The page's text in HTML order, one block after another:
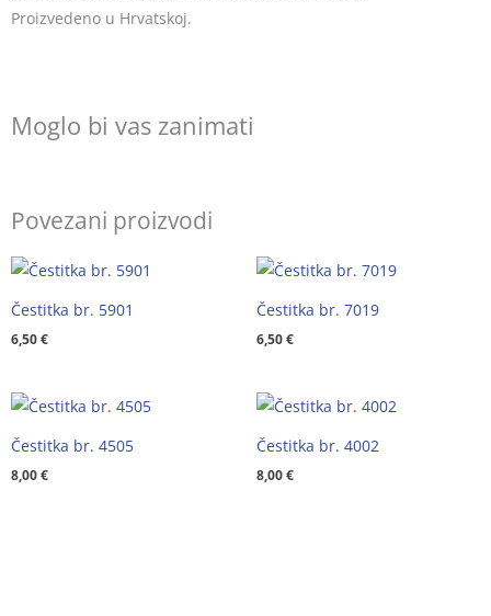
Proizvedeno u Hrvatskoj.
Moglo bi vas zanimati
Povezani proizvodi
Čestitka br. 5901
6,50€
Čestitka br. 7019
6,50€
Čestitka br. 4505
8,00€
Čestitka br. 4002
8,00€